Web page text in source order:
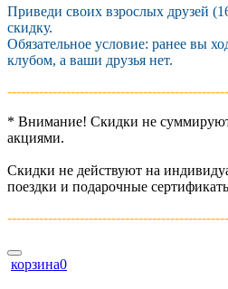
Приведи своих взрослых друзей
скидку.
Обязательное условие: ранее вы
клубом, а ваши друзья нет.
* Внимание! Скидки не
акциями.
Скидки не действуют на
поездки и подарочные
корзина0